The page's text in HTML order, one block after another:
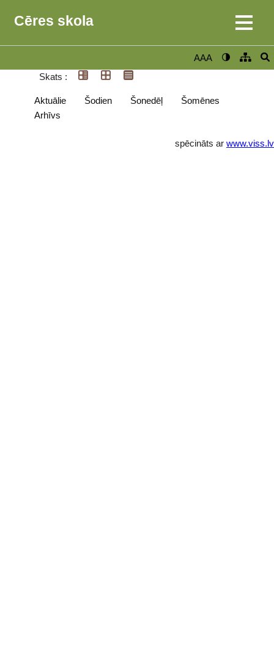
Cēres skola
AAA
Skats :
Aktuālie Šodien Šonedēļ
Šomēnes
Arhīvs
spēcināts ar www.viss.lv